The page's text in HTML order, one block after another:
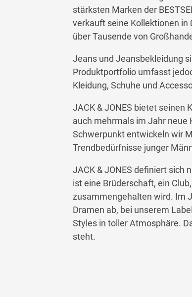
stärksten Marken der
verkauft seine Kollektionen in
über Tausende von
Jeans und Jeansbekleidung
Produktportfolio umfasst
Kleidung, Schuhe und
JACK & JONES bietet seinen
auch mehrmals im Jahr neue
Schwerpunkt entwickeln wir
Trendbedürfnisse junger
JACK & JONES definiert sich
ist eine Brüderschaft, ein
zusammengehalten wird. Im
Dramen ab, bei unserem
Styles in toller Atmosphäre.
steht.